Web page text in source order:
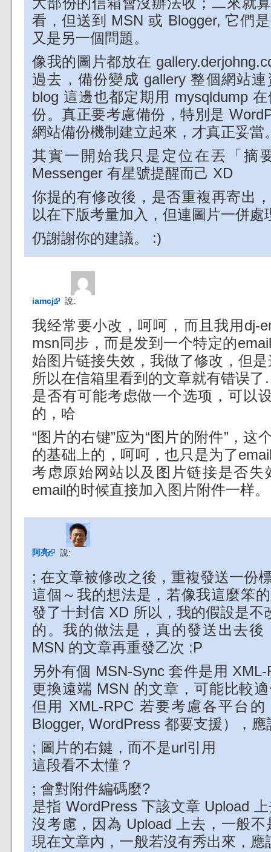
看，但送到 MSN 或 Blogger, 它們
又是另一個問題。
像我的圖片都放在
過去，備份變成 gallery 整個網站
blog 這邊也都定期用 mysqldump
份。真正要考慮備份，特別是
網站備份機制建立起來，才真正妥當
其實一開始我只是定位在丟「摘
Messenger 有星號提醒而己 XD
你提的有修改後，是否重複再寄出
以在下版考量加入，但連圖片一併
仍謝謝你的建議。 :)
iamcj 說:
我经常要小改，呵呵，而且我用dj-
msn同步，而是发到一个特定的
始图片链接失效，我做了修改，但
所以在信箱里看到的文章就有错误
是否有可能考虑做一个选项，可以
的，哈
“图片的右键”应为“图片的附件”，这
的基础上的，呵呵，也只是为了
考虑原始网站以及图片链接是否
email的时候直接加入图片附件一样。
阿亮 說:
; 在文章被修改之後，重複發送一份
這個～我的想法是，若像我這麼笨
發了十封信 XD 所以，我的假設是不
的。我的做法是，真的發送出去
MSN 的文章再重發乙次 :P
另外有個 MSN-Sync 套件是用
更換遠端 MSN 的文章，可能比較
但用 XML-RPC 若要考慮各平台
Blogger, WordPress 都要支援），
; 圖片的右鍵，而不是url引用
這段看不太懂？
; 會對附件編碼麼?
是指 WordPress 下該文章 Upload
沒考慮，因為 Upload 上去，一般
現在文章內，一般若沒有秀出來，